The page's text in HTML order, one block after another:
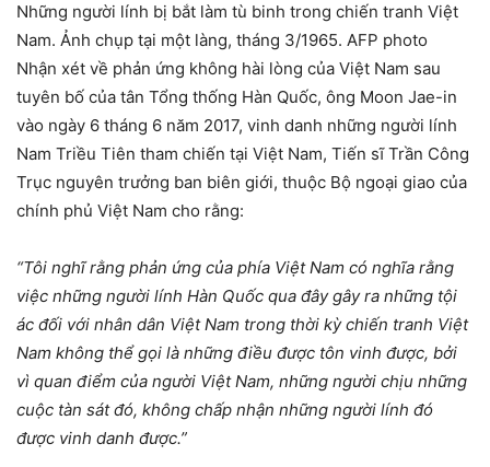
Những người lính bị bắt làm tù binh trong chiến tranh Việt
Nam. Ảnh chụp tại một làng, tháng 3/1965. AFP photo
Nhận xét về phản ứng không hài lòng của Việt Nam sau
tuyên bố của tân Tổng thống Hàn Quốc, ông Moon Jae-in
vào ngày 6 tháng 6 năm 2017, vinh danh những người lính
Nam Triều Tiên tham chiến tại Việt Nam, Tiến sĩ Trần Công
Trục nguyên trưởng ban biên giới, thuộc Bộ ngoại giao của
chính phủ Việt Nam cho rằng:
“Tôi nghĩ rằng phản ứng của phía Việt Nam có nghĩa rằng
việc những người lính Hàn Quốc qua đây gây ra những tội
ác đối với nhân dân Việt Nam trong thời kỳ chiến tranh Việt
Nam không thể gọi là những điều được tôn vinh được, bởi
vì quan điểm của người Việt Nam, những người chịu những
cuộc tàn sát đó, không chấp nhận những người lính đó
được vinh danh được.”